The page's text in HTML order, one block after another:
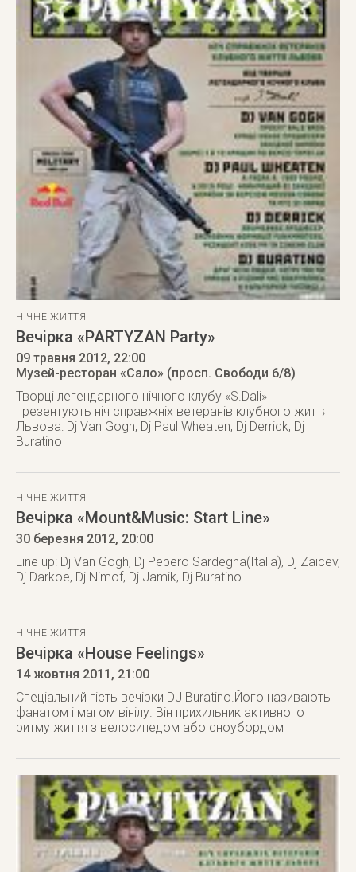
НІЧНЕ ЖИТТЯ
Вечірка «PARTYZAN Party»
09 травня 2012, 22:00
Музей-ресторан «Сало» (просп. Свободи 6/8)
Творці легендарного нічного клубу «S.Dali»
презентують ніч справжніх ветеранів клубного життя
Львова: Dj Van Gogh, Dj Paul Wheaten, Dj Derrick, Dj
Buratino
НІЧНЕ ЖИТТЯ
Вечірка «Mount&Music: Start Line»
30 березня 2012, 20:00
Line up: Dj Van Gogh, Dj Pepero Sardegna(Italia), Dj Zaicev,
Dj Darkoe, Dj Nimof, Dj Jamik, Dj Buratino
НІЧНЕ ЖИТТЯ
Вечірка «House Feelings»
14 жовтня 2011 , 21:00
Спеціальний гість вечірки DJ Buratino.Його називають
фанатом і магом вінілу. Він прихильник активного
ритму життя з велосипедом або сноубордом